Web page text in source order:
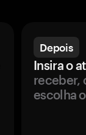
Depois
Insira o
receber,
escolha